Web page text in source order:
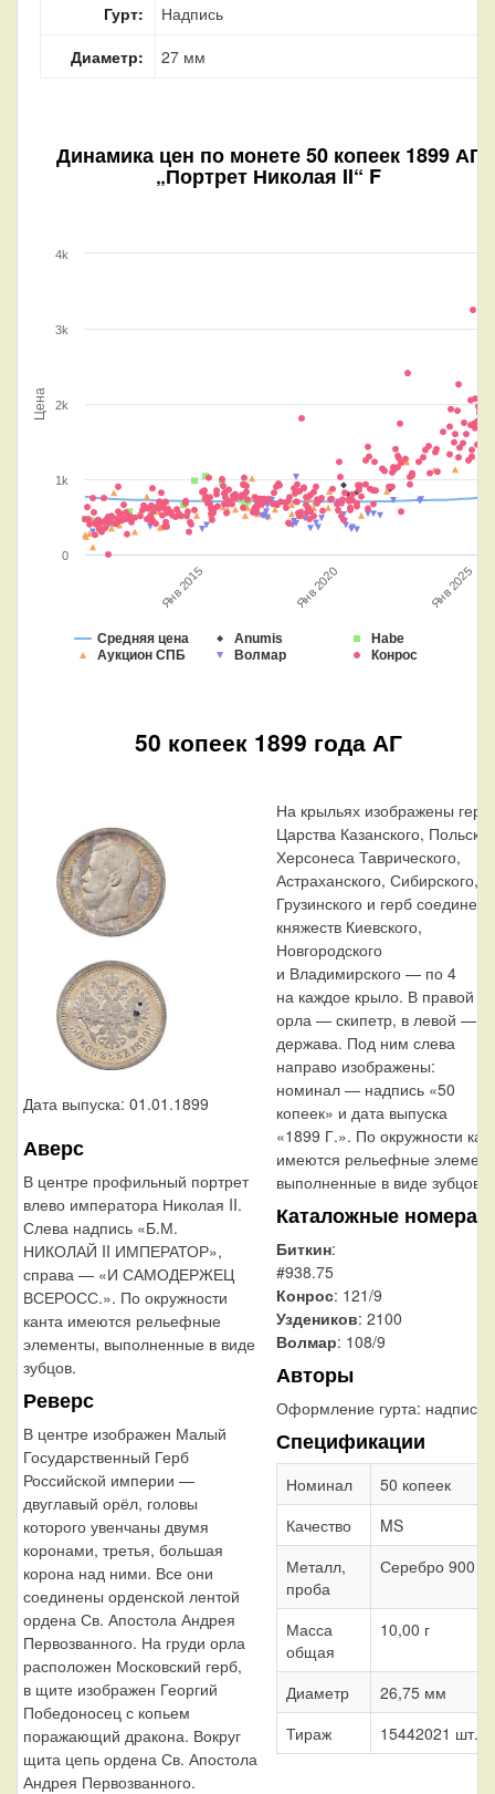
Гурт:
Надпись
Диаметр:
27 мм
Динамика цен по монете50 копеек 1899 АГ
„Портрет Николая II“ F
Цена
Средняя цена Anumis
Habe
Аукцион СПБ
Волмар Конрос
Янв 2015 Янв 2020 Янв 2025
0
1k
2k
3k
4k
50 копеек 1899 года АГ
Дата выпуска: 01.01.1899
Аверс
В центре профильный портрет
влево императора Николая II.
Слева надпись «Б.М.
НИКОЛАЙ II ИМПЕРАТОР»,
справа — «И САМОДЕРЖЕЦ
ВСЕРОСС.». По окружности
канта имеются рельефные
элементы, выполненные в виде
зубцов.
Реверс
В центре изображен Малый
Государственный Герб
Российской империи —
двуглавый орёл, головы
которого увенчаны двумя
коронами, третья, большая
корона над ними. Все они
соединены орденской лентой
ордена Св. Апостола Андрея
Первозванного. На груди орла
расположен Московский герб,
в щите изображен Георгий
Победоносец с копьем
поражающий дракона. Вокруг
щита цепь ордена Св. Апостола
Андрея Первозванного.
На крыльях изображены
Царства Казанского,
Херсонеса Таврического,
Астраханского, Сибирского,
Грузинского и герб
княжеств Киевского,
Новгородского
и Владимирского — по 4
на каждое крыло. В правой
орла — скипетр, в левой —
держава. Под ним слева
направо изображены:
номинал — надпись «50
копеек» и дата выпуска
«1899 Г.». По окружности
имеются рельефные
выполненные в виде зубцов.
Каталожные номера
Биткин:
#938.75
Конрос: 121/9
Уздеников: 2100
Волмар: 108/9
Авторы
Оформление гурта: надпись
Спецификации
Номинал
50 копеек
Качество
MS
Металл,
проба
Серебро 900
Масса
общая
10,00 г
Диаметр
26,75 мм
Тираж
15442021 шт.